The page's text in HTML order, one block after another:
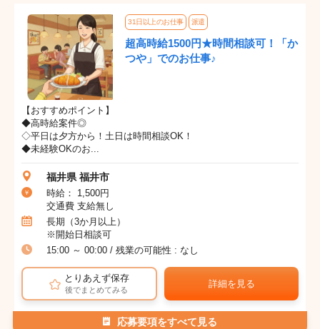
31日以上のお仕事 派遣
超高時給1500円★時間相談可！「か
つや」でのお仕事♪
【おすすめポイント】
◆高時給案件◎
◇平日は夕方から！土日は時間相談OK！
◆未経験OKのお...
福井県 福井市
時給： 1,500円
交通費 支給無し
長期（3か月以上）
※開始日相談可
15:00 ～ 00:00 / 残業の可能性 : なし
とりあえず保存
後でまとめてみる
詳細を見る
応募要項をすべて見る